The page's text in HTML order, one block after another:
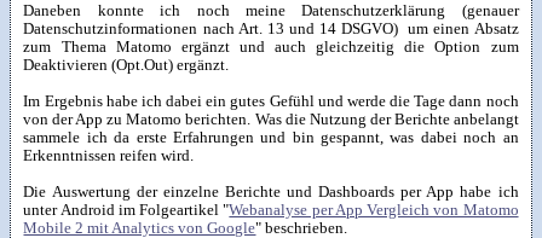
Daneben konnte ich noch meine Datenschutzerklärung (genauer
Datenschutzinformationen nach Art. 13 und 14 DSGVO) um einen Absatz
zum Thema Matomo ergänzt und auch gleichzeitig die Option zum
Deaktivieren (Opt.Out) ergänzt.
Im Ergebnis habe ich dabei ein gutes Gefühl und werde die Tage dann noch
von der App zu Matomo berichten. Was die Nutzung der Berichte anbelangt
sammele ich da erste Erfahrungen und bin gespannt, was dabei noch an
Erkenntnissen reifen wird.
Die Auswertung der einzelne Berichte und Dashboards per App habe ich
unter Android im Folgeartikel "Webanalyse per App Vergleich von Matomo
Mobile 2 mit Analytics von Google" beschrieben.